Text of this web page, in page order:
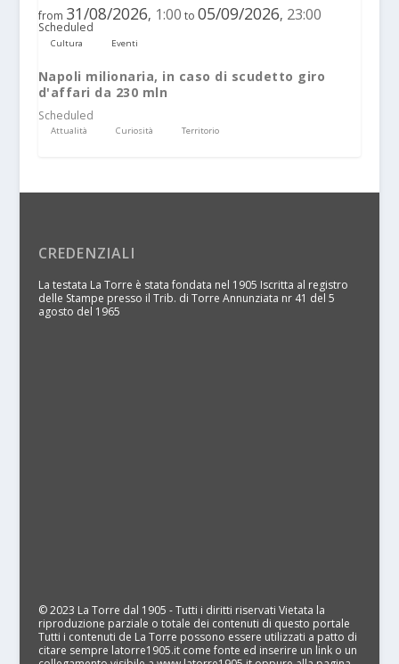
from 31/08/2026, 1:00 to 05/09/2026, 23:00
Scheduled
Cultura Eventi
Napoli milionaria, in caso di scudetto giro
d'affari da 230 mln
Scheduled
Attualità Curiosità Territorio
CREDENZIALI
La testata La Torre è stata fondata nel 1905 Iscritta al registro
delle Stampe presso il Trib. di Torre Annunziata nr 41 del 5
agosto del 1965
© 2023 La Torre dal 1905 - Tutti i diritti riservati Vietata la
riproduzione parziale o totale dei contenuti di questo portale
Tutti i contenuti de La Torre possono essere utilizzati a patto di
citare sempre latorre1905.it come fonte ed inserire un link o un